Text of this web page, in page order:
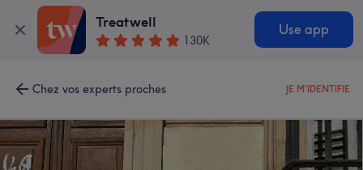
Treatwell
130K
Use app
Chez vos experts proches JE M'IDENTIFIE